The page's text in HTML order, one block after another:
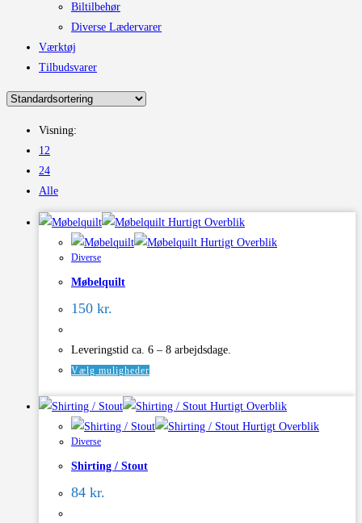
Biltilbehør
Diverse Lædervarer
Værktøj
Tilbudsvarer
Visning:
12
24
Alle
Hurtigt Overblik
Hurtigt Overblik
Diverse
Møbelquilt
150 kr.
Leveringstid ca. 6 – 8 arbejdsdage.
Vælg muligheder
har
flere
Hurtigt Overblik
Hurtigt Overblik
Diverse
Shirting / Stout
84 kr.